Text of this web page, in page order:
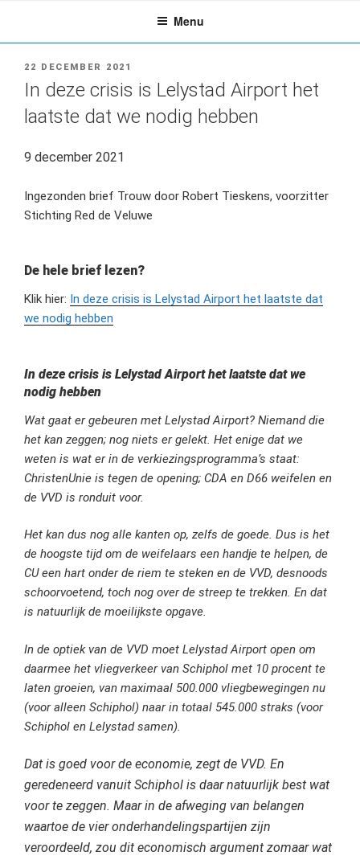
de
inhoud
Menu
GEPLAATST
OP
22 DECEMBER 2021
In deze crisis is Lelystad Airport het
laatste dat we nodig hebben
9 december 2021
Ingezonden brief Trouw door Robert Tieskens, voorzitter
Stichting Red de Veluwe
De hele brief lezen?
Klik hier: In deze crisis is Lelystad Airport het laatste dat
we nodig hebben
In deze crisis is Lelystad Airport het laatste dat we
nodig hebben
Wat gaat er gebeuren met Lelystad Airport? Niemand die
het kan zeggen; nog niets er gelekt. Het enige dat we
weten is wat er in de verkiezingsprogramma’s staat:
ChristenUnie is tegen de opening; CDA en D66 weifelen en
de VVD is ronduit voor.
Het kan dus nog alle kanten op, zelfs de goede. Dus is het
de hoogste tijd om de weifelaars een handje te helpen, de
CU een hart onder de riem te steken en de VVD, desnoods
schoorvoetend, toch nog over de streep te trekken. En dat
is natuurlijk de moeilijkste opgave.
In de optiek van de VVD moet Lelystad Airport open om
daarmee het vliegverkeer van Schiphol met 10 procent te
laten groeien, van maximaal 500.000 vliegbewegingen nu
(voor alleen Schiphol) naar in totaal 545.000 straks (voor
Schiphol en Lelystad samen).
Dat is goed voor de economie, zegt de VVD. En
geredeneerd vanuit Schiphol is daar natuurlijk best wat
voor te zeggen. Maar in de afweging van belangen
waartoe de vier onderhandelingspartijen zijn
veroordeeld, zou dit economisch argument zomaar wat